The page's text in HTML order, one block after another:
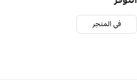
في المتجر